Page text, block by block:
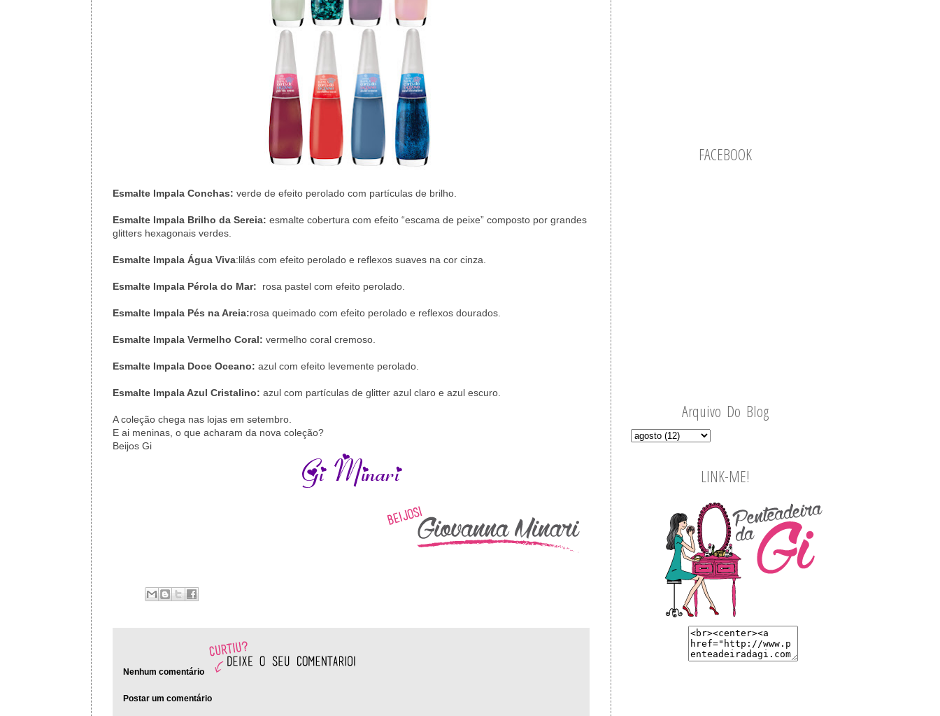
Esmalte Impala Conchas: verde de efeito perolado com partículas de brilho.
Esmalte Impala Brilho da Sereia: esmalte cobertura com efeito “escama de peixe” composto por grandes
glitters hexagonais verdes.
Esmalte Impala Água Viva:lilás com efeito perolado e reflexos suaves na cor cinza.
Esmalte Impala Pérola do Mar: rosa pastel com efeito perolado.
Esmalte Impala Pés na Areia:rosa queimado com efeito perolado e reflexos dourados.
Esmalte Impala Vermelho Coral: vermelho coral cremoso.
Esmalte Impala Doce Oceano: azul com efeito levemente perolado.
Esmalte Impala Azul Cristalino: azul com partículas de glitter azul claro e azul escuro.
A coleção chega nas lojas em setembro.
E ai meninas, o que acharam da nova coleção?
Beijos Gi
Nenhum comentário
Postar um comentário
FACEBOOK
Arquivo Do Blog
LINK-ME!